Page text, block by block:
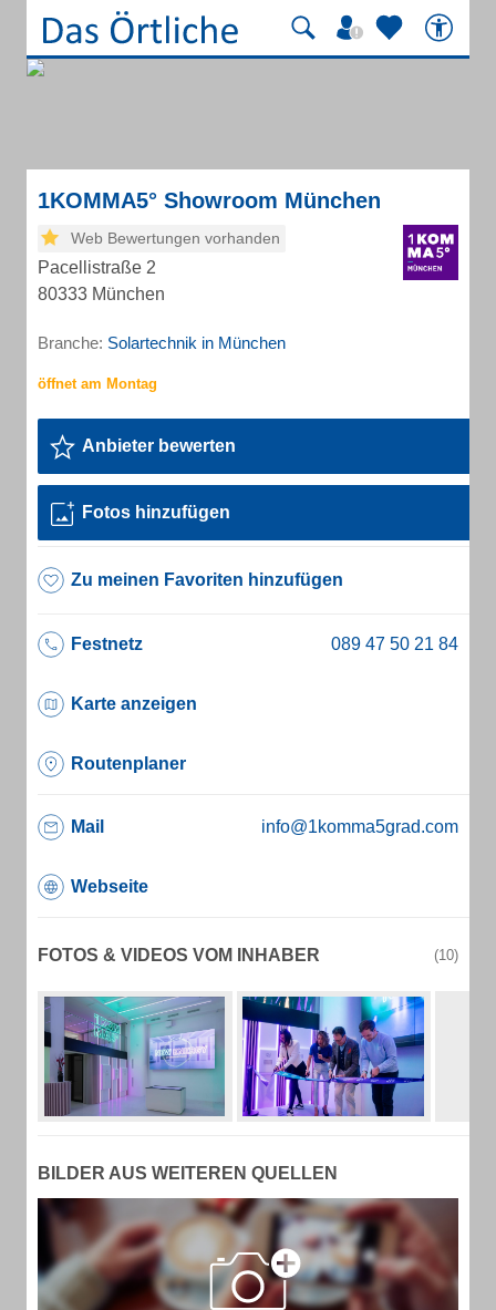
1KOMMA5° Showroom München
Web Bewertungen vorhanden
Pacellistraße 2
80333 München
Branche: Solartechnik in München
Anbieter bewerten
Fotos hinzufügen
Zu meinen Favoriten hinzufügen
Festnetz
Karte anzeigen
Routenplaner
Mail info@1komma5grad.com
Webseite
FOTOS & VIDEOS VOM INHABER (10)
BILDER AUS WEITEREN QUELLEN